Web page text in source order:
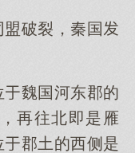
盟破裂，秦国
魏国河东郡的
再往北即是雁
郡土的西侧是